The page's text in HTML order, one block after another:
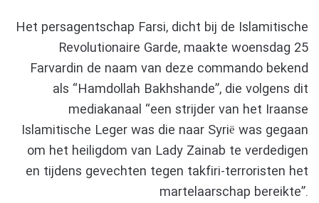
Het persagentschap Farsi, dicht bij de Islamitische
Revolutionaire Garde, maakte woensdag 25
Farvardin de naam van deze commando bekend
als “Hamdollah Bakhshande”, die volgens dit
mediakanaal “een strijder van het Iraanse
Islamitische Leger was die naar Syrië was gegaan
om het heiligdom van Lady Zainab te verdedigen
en tijdens gevechten tegen takfiri-terroristen het
martelaarschap bereikte”.